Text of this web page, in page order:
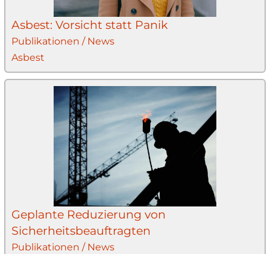
Asbest: Vorsicht statt Panik
Publikationen / News
Asbest
Geplante Reduzierung von
Sicherheitsbeauftragten
Publikationen / News